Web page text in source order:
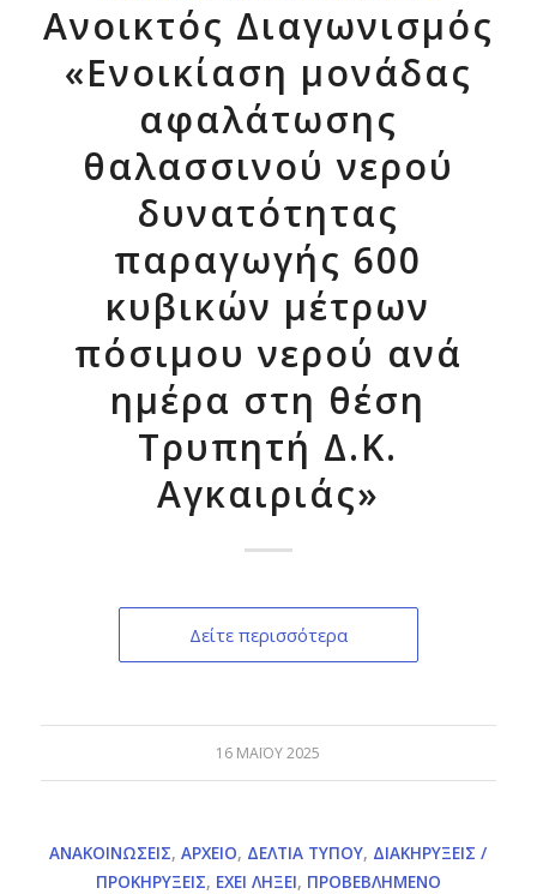
Ανοικτός Διαγωνισμός
«Ενοικίαση μονάδας
αφαλάτωσης
θαλασσινού νερού
δυνατότητας
παραγωγής 600
κυβικών μέτρων
πόσιμου νερού ανά
ημέρα στη θέση
Τρυπητή Δ.Κ.
Αγκαιριάς»
Δείτε περισσότερα
16 ΜΑΪ́ΟΥ 2025
ΑΝΑΚΟΙΝΏΣΕΙΣ,ΑΡΧΕΊΟ, ΔΕΛΤΊΑ ΤΎΠΟΥ, ΔΙΑΚΗΡΎΞΕΙΣ /
ΠΡΟΚΗΡΎΞΕΙΣ, ΈΧΕΙ ΛΉΞΕΙ, ΠΡΟΒΕΒΛΗΜΈΝΟ